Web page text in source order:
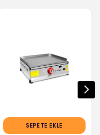
SEPETE EKLE